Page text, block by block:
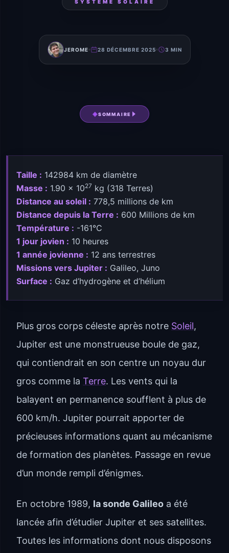
SYSTÈME SOLAIRE
JEROME 28 DÉCEMBRE 2025 3 MIN
SOMMAIRE
Taille : 142984 km de diamètre
Masse : 1.90 × 1027 kg (318 Terres)
Distance au soleil : 778,5 millions de km
Distance depuis la Terre : 600 Millions de km
Température : -161°C
1 jour jovien : 10 heures
1 année jovienne : 12 ans terrestres
Missions vers Jupiter : Galileo, Juno
Surface : Gaz d’hydrogène et d’hélium
Plus gros corps céleste après notre Soleil,
Jupiter est une monstrueuse boule de gaz,
qui contiendrait en son centre un noyau dur
gros comme la Terre. Les vents qui la
balayent en permanence soufflent à plus de
600 km/h. Jupiter pourrait apporter de
précieuses informations quant au mécanisme
de formation des planètes. Passage en revue
d’un monde rempli d’énigmes.
En octobre 1989, la sonde Galileo a été
lancée afin d’étudier Jupiter et ses satellites.
Toutes les informations dont nous disposons